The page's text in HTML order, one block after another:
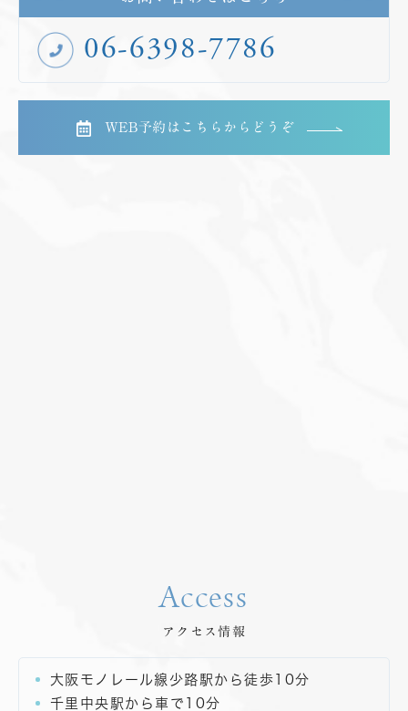
06-6398-7786
WEB予約はこちらからどうぞ
Access
アクセス情報
大阪モノレール線少路駅から徒歩10分
千里中央駅から車で10分